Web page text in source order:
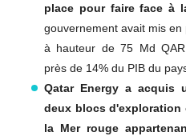
place pour faire face à
gouvernement avait mis
à hauteur de 75 Md
près de 14% du PIB du
Qatar Energy a acquis
deux blocs
la Mer rouge